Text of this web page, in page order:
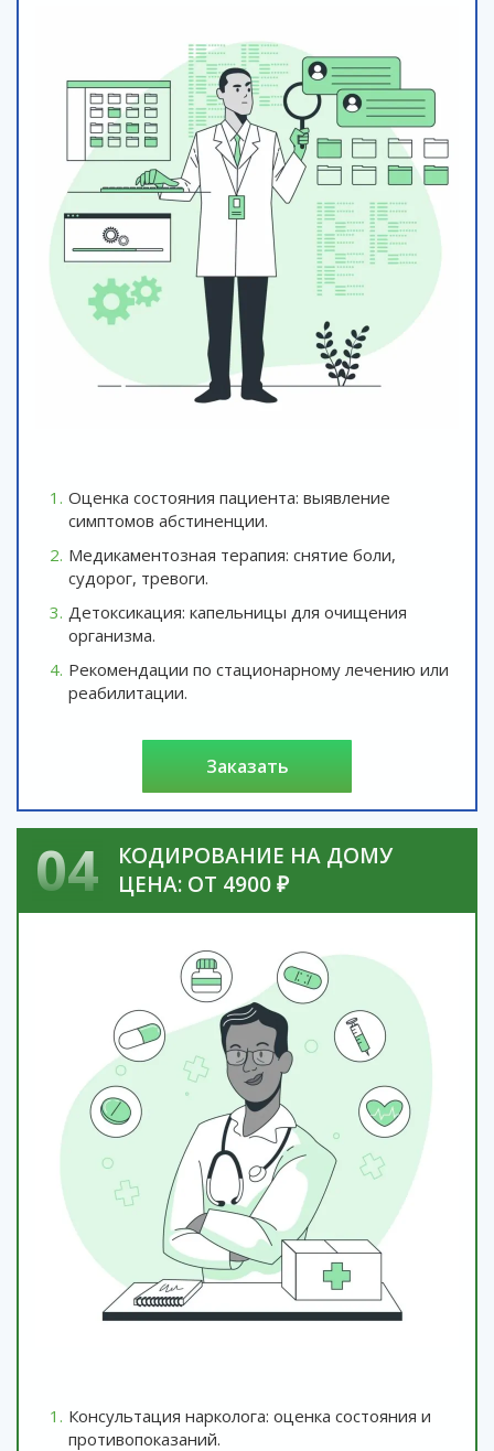
Оценка состояния пациента: выявление
симптомов абстиненции.
Медикаментозная терапия: снятие боли,
судорог, тревоги.
Детоксикация: капельницы для очищения
организма.
Рекомендации по стационарному лечению или
реабилитации.
заказать
04
КОДИРОВАНИЕ НА ДОМУ
ЦЕНА: ОТ 4900 ₽
Консультация нарколога: оценка состояния и
противопоказаний.